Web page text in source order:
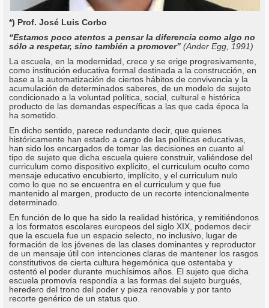
*) Prof. José Luis Corbo
“Estamos poco atentos a pensar la diferencia como algo no
sólo a respetar, sino también a promover” (Ander Egg, 1991)
La escuela, en la modernidad, crece y se erige progresivamente,
como institución educativa formal destinada a la construcción, en
base a la automatización de ciertos hábitos de convivencia y la
acumulación de determinados saberes, de un modelo de sujeto
condicionado a la voluntad política, social, cultural e histórica
producto de las demandas específicas a las que cada época la
ha sometido.
En dicho sentido, parece redundante decir, que quienes
históricamente han estado a cargo de las políticas educativas,
han sido los encargados de tomar las decisiones en cuanto al
tipo de sujeto que dicha escuela quiere construir, valiéndose del
curriculum como dispositivo explícito, el curriculum oculto como
mensaje educativo encubierto, implícito, y el curriculum nulo
como lo que no se encuentra en el curriculum y que fue
mantenido al margen, producto de un recorte intencionalmente
determinado.
En función de lo que ha sido la realidad histórica, y remitiéndonos
a los formatos escolares europeos del siglo XIX, podemos decir
que la escuela fue un espacio selecto, no inclusivo, lugar de
formación de los jóvenes de las clases dominantes y reproductor
de un mensaje útil con intenciones claras de mantener los rasgos
constitutivos de cierta cultura hegemónica que ostentaba y
ostentó el poder durante muchísimos años. El sujeto que dicha
escuela promovía respondía a las formas del sujeto burgués,
heredero del trono del poder y pieza renovable y por tanto
recorte genérico de un status quo.